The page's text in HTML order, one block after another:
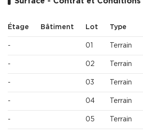
Étage Bâtiment Lot Type
- 01 Terrain
- 02 Terrain
- 03 Terrain
- 04 Terrain
- 05 Terrain